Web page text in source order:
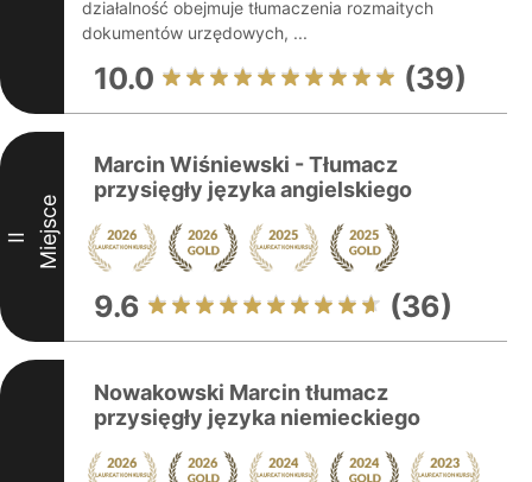
działalność obejmuje tłumaczenia rozmaitych
dokumentów urzędowych, ...
10.0 (39)
II Miejsce
Marcin Wiśniewski - Tłumacz
przysięgły języka angielskiego
9.6 (36)
Nowakowski Marcin tłumacz
przysięgły języka niemieckiego